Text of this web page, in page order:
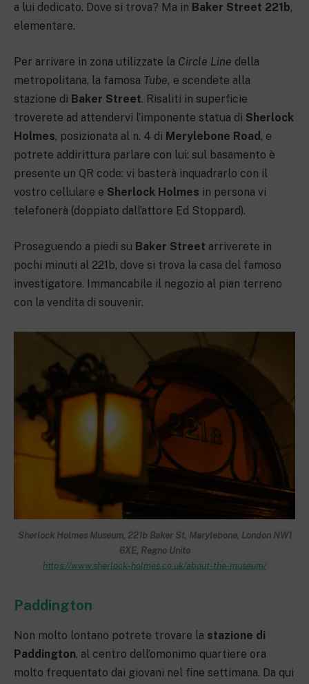
a lui dedicato. Dove si trova? Ma in Baker Street 221b,
elementare.
Per arrivare in zona utilizzate la Circle Line della
metropolitana, la famosa Tube, e scendete alla
stazione di Baker Street. Risaliti in superficie
troverete ad attendervi l’imponente statua di Sherlock
Holmes, posizionata al n. 4 di Merylebone Road , e
potrete addirittura parlare con lui: sul basamento è
presente un QR code: vi basterà inquadrarlo con il
vostro cellulare e Sherlock Holmes in persona vi
telefonerà (doppiato dall’attore Ed Stoppard).
Proseguendo a piedi su Baker Street arriverete in
pochi minuti al 221b, dove si trova la casa del famoso
investigatore. Immancabile il negozio al pian terreno
con la vendita di souvenir.
Sherlock Holmes Museum, 221b Baker St, Marylebone, London NW1
6XE, Regno Unito
https://www.sherlock-holmes.co.uk/about-the-museum/
Paddington
Non molto lontano potrete trovare la stazione di
Paddington, al centro dell’omonimo quartiere ora
molto frequentato dai giovani nel fine settimana. Da qui